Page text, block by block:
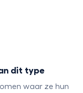
dit type
waar ze hun